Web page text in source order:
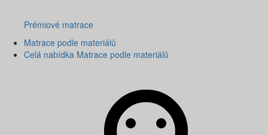
Prémiové matrace
Matrace podle materiálů
Celá nabídka Matrace podle materiálů